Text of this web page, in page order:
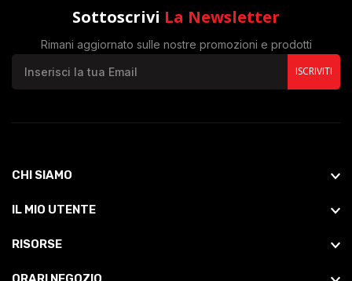
Sottoscrivi La Newsletter
Rimani aggiornato sulle nostre promozioni e prodotti
ISCRIVITI
CHI SIAMO
IL MIO UTENTE
RISORSE